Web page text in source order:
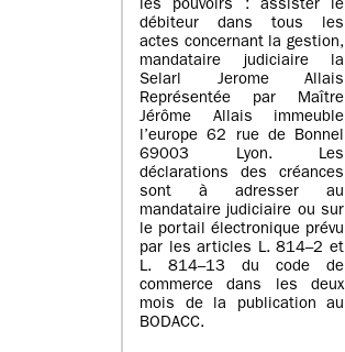
les pouvoirs : assister le
débiteur dans tous les
actes concernant la gestion,
mandataire judiciaire la
Selarl Jerome Allais
Représentée par Maître
Jérôme Allais immeuble
l’europe 62 rue de Bonnel
69003 Lyon. Les
déclarations des créances
sont à adresser au
mandataire judiciaire ou sur
le portail électronique prévu
par les articles L. 814–2 et
L. 814–13 du code de
commerce dans les deux
mois de la publication au
BODACC.